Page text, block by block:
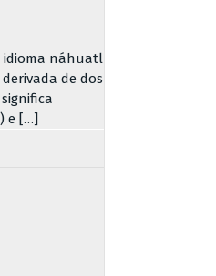
idioma náhuatl
de dos
e […]